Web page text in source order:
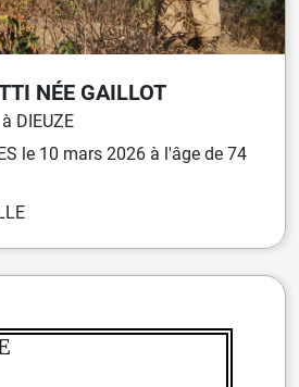
NÉE GAILLOT
à DIEUZE
le 10 mars 2026 à l'âge de 74